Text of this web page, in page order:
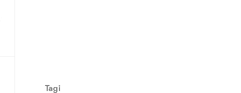
Tagi